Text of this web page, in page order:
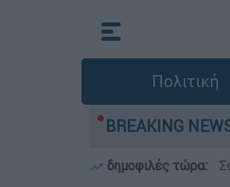
Πολιτική
BREAKING
στη ΜΕΘ
δημοφιλές τώρα: